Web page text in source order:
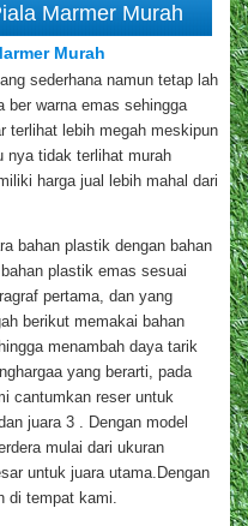
Marmer Murah
Murah
sederhana namun tetap lah
ber warna emas sehingga
terlihat lebih megah meskipun
nya tidak terlihat murah
harga jual lebih mahal dari
bahan plastik dengan bahan
plastik emas sesuai
pertama, dan yang
berikut memakai bahan
menambah daya tarik
yang berarti, pada
cantumkan reser untuk
juara 3 . Dengan model
mulai dari ukuran
untuk juara utama.Dengan
di tempat kami.